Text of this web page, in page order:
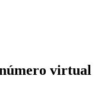
virtual